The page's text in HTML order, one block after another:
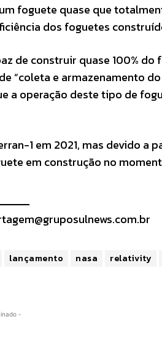
foguete quase que
dos foguetes
de construir quase 100%
“coleta e armazenamento
a operação deste tipo de
1 em 2021, mas devido a
em construção no
lançamento nasa relativity
-